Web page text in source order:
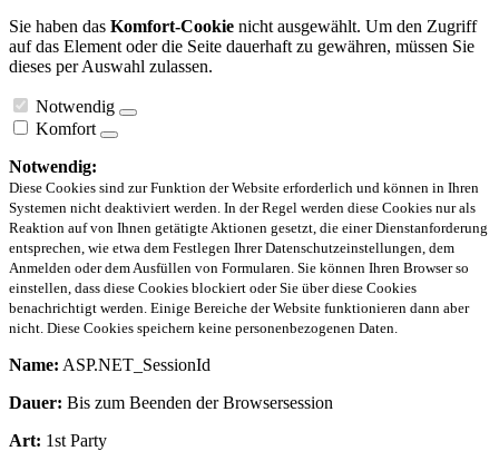
Sie haben das Komfort-Cookie nicht ausgewählt. Um den Zugriff
auf das Element oder die Seite dauerhaft zu gewähren, müssen Sie
dieses per Auswahl zulassen.
Notwendig
Komfort
Notwendig:
Diese Cookies sind zur Funktion der Website erforderlich und können in Ihren
Systemen nicht deaktiviert werden. In der Regel werden diese Cookies nur als
Reaktion auf von Ihnen getätigte Aktionen gesetzt, die einer Dienstanforderung
entsprechen, wie etwa dem Festlegen Ihrer Datenschutzeinstellungen, dem
Anmelden oder dem Ausfüllen von Formularen. Sie können Ihren Browser so
einstellen, dass diese Cookies blockiert oder Sie über diese Cookies
benachrichtigt werden. Einige Bereiche der Website funktionieren dann aber
nicht. Diese Cookies speichern keine personenbezogenen Daten.
Name: ASP.NET_SessionId
Dauer: Bis zum Beenden der Browsersession
Art: 1st Party